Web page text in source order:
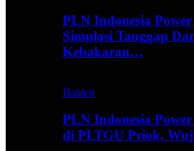
PLN Indonesia
Simulasi Tanggap
Kebakaran…
Banten
PLN Indonesia
di PLTGU Priok,